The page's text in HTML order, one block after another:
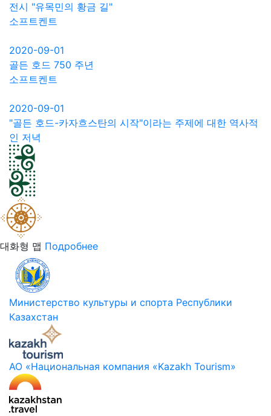
전시 "유목민의 황금 길"
소프트켄트
2020-09-01
골든 호드 750 주년
소프트켄트
2020-09-01
"골든 호드-카자흐스탄의 시작"이라는 주제에 대한 역사적
인 저녁
대화형 맵 Подробнее
Министерство культуры и спорта Республики
Казахстан
АО «Национальная компания «Kazakh Tourism»